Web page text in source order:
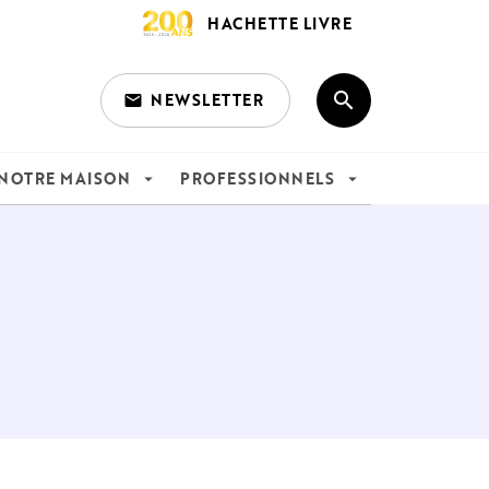
HACHETTE LIVRE
email NEWSLETTER search
MAISON arrow_drop_down PROFESSIONNELS arrow_drop_down